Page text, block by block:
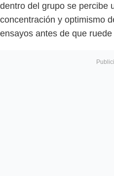
dentro del grupo se percibe
concentración y optimismo
ensayos antes de que